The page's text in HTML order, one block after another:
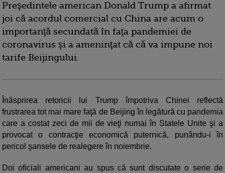
Preşedintele american Donald Trump a afirmat
joi că acordul comercial cu China are acum o
importanţă secundată în faţa pandemiei de
coronavirus şi a ameninţat că că va impune noi
tarife Beijingului.
Înăsprirea retoricii lui Trump împotriva Chinei reflectă
frustrarea tot mai mare faţă de Beijing în legătură cu pandemia
care a costat zeci de mii de vieţi numai în Statele Unite şi a
provocat o contracţie economică puternică, punându-i în
pericol şansele de realegere în noiembrie.
Doi oficiali americani au spus că sunt discutate o serie de